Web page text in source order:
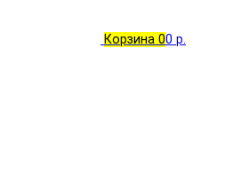
Корзина 00 р.